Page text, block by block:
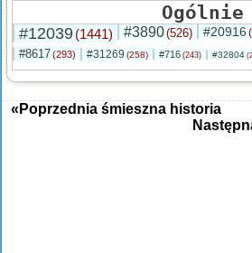
Ogólnie
#12039(1441) #3890(526) #20916
#8617(293) #31269 (258) #716 (243) #32804
«Poprzednia śmieszna historia